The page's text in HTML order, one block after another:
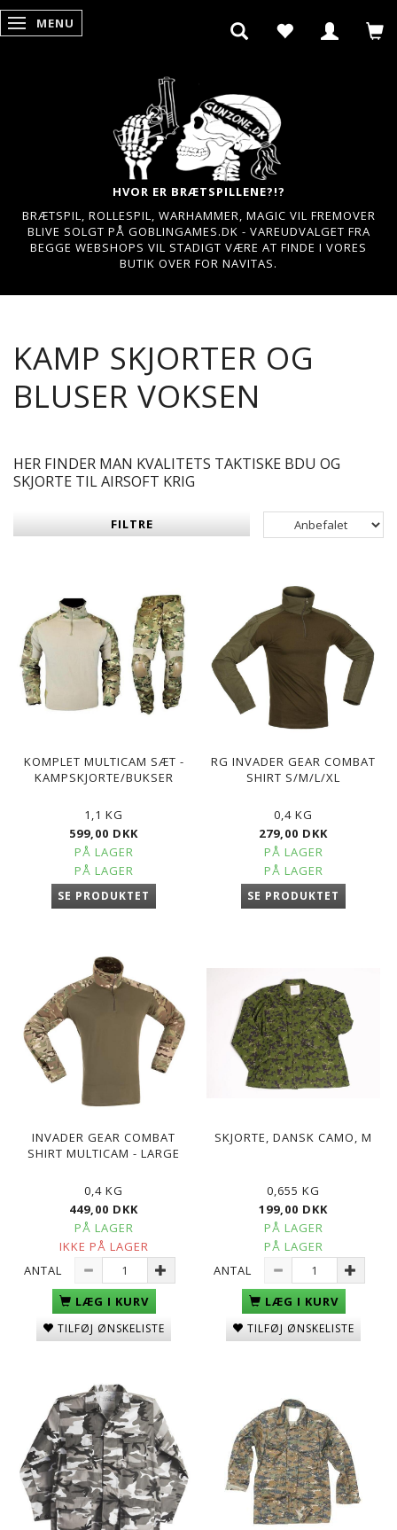
SKIFTE NAVIGATION
MENU
HVOR ER BRÆTSPILLENE?!?
BRÆTSPIL, ROLLESPIL, WARHAMMER, MAGIC VIL FREMOVER
BLIVE SOLGT PÅ GOBLINGAMES.DK - VAREUDVALGET FRA
BEGGE WEBSHOPS VIL STADIGT VÆRE AT FINDE I VORES
BUTIK OVER FOR NAVITAS.
KAMP SKJORTER OG
BLUSER VOKSEN
HER FINDER MAN KVALITETS TAKTISKE BDU OG
SKJORTE TIL AIRSOFT KRIG
FILTRE
KOMPLET MULTICAM SÆT -
KAMPSKJORTE/BUKSER
1,1 KG
599,00 DKK
PÅ LAGER
PÅ LAGER
SE PRODUKTET
RG INVADER GEAR COMBAT
SHIRT S/M/L/XL
0,4 KG
279,00 DKK
PÅ LAGER
PÅ LAGER
SE PRODUKTET
INVADER GEAR COMBAT
SHIRT MULTICAM - LARGE
0,4 KG
449,00 DKK
PÅ LAGER
IKKE PÅ LAGER
ANTAL
LÆG I KURV
TILFØJ ØNSKELISTE
SKJORTE, DANSK CAMO, M
0,655 KG
199,00 DKK
PÅ LAGER
PÅ LAGER
ANTAL
LÆG I KURV
TILFØJ ØNSKELISTE